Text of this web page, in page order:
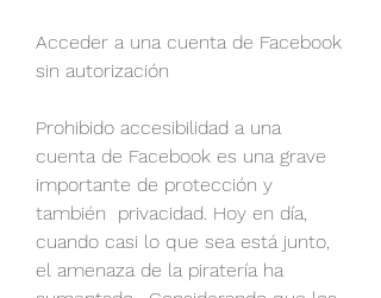
Acceder a una cuenta de Facebook
sin autorización
Prohibido accesibilidad a una
cuenta de Facebook es una grave
importante de protección y
también  privacidad. Hoy en día,
cuando casi lo que sea está junto,
el amenaza de la piratería ha